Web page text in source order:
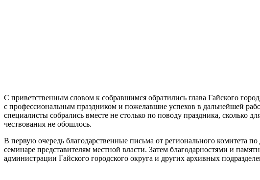
С приветственным словом к собравшимся обратились глава Гайского
с профессиональным праздником и пожелавшие успехов в дальнейшей
специалисты собрались вместе не столько по поводу праздника,
чествования не обошлось.
В первую очередь благодарственные письма от регионального комитета
семинаре представителям местной власти. Затем благодарностями и
администрации Гайского городского округа и других архивных